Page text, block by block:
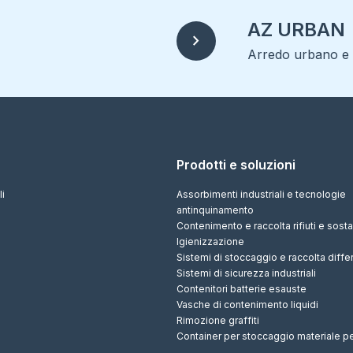
chevron_right AZ URBAN
Arredo urbano e
Prodotti e soluzioni
Assorbimenti industriali e tecnologie
antinquinamento
Contenimento e raccolta rifiuti e
Igienizzazione
Sistemi di stoccaggio e raccolta
Sistemi di sicurezza industriali
Contenitori batterie esauste
Vasche di contenimento liquidi
Rimozione graffiti
Container per stoccaggio materiale